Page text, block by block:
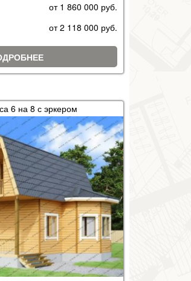
от 1 860 000 руб.
от 2 118 000 руб.
6 на 8 с эркером